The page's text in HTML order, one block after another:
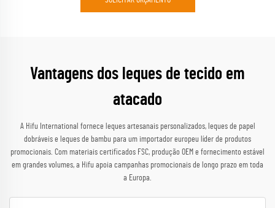
Vantagens dos leques de tecido em
atacado
A Hifu International fornece leques artesanais personalizados, leques de papel
dobráveis e leques de bambu para um importador europeu líder de produtos
promocionais. Com materiais certificados FSC, produção OEM e fornecimento estável
em grandes volumes, a Hifu apoia campanhas promocionais de longo prazo em toda
a Europa.